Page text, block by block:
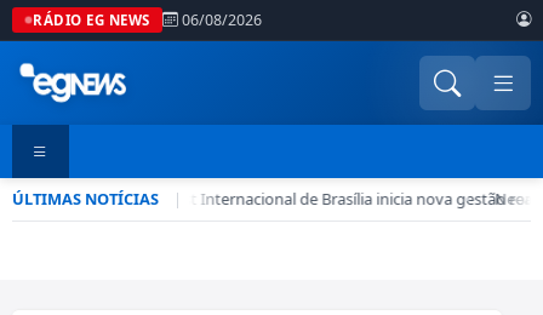
RÁDIO EG NEWS 06/08/2026
ÚLTIMAS NOTÍCIAS |
Soroptimist Internacional de Brasília inicia nova gestão
•